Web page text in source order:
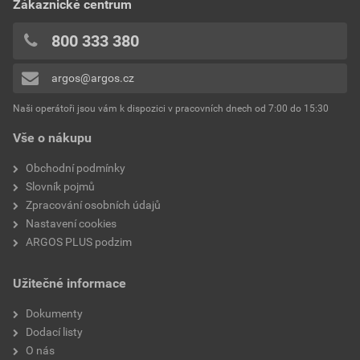
Přidávat hodnocení může pouze přihlášený uživatel.
Vše o nákupu
Obchodní podmínky
Slovník pojmů
Zpracování osobních údajů
Nastavení cookies
ARGOS PLUS podzim
Užitečné informace
Dokumenty
Dodací listy
O nás
Zákaznické centrum
800 333 380
argos@argos.cz
Naši operátoři jsou vám k dispozici v pracovních dnech od 7:00 do 15:30